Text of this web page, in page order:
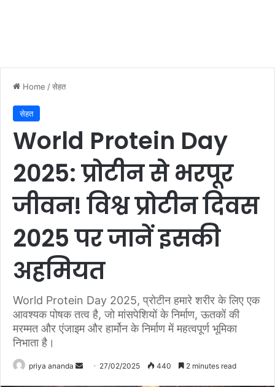
Home /सेहत
सेहत
World Protein Day
2025: प्रोटीन से भरपूर
जीवन! विश्व प्रोटीन दिवस
2025 पर जानें इसकी
अहमियत
World Protein Day 2025, प्रोटीन हमारे शरीर के लिए एक
आवश्यक पोषक तत्व है, जो मांसपेशियों के निर्माण, ऊतकों की
मरम्मत और एंजाइम और हार्मोन के निर्माण में महत्वपूर्ण भूमिका
निभाता है।
priya ananda 27/02/2025 440 2 minutes read